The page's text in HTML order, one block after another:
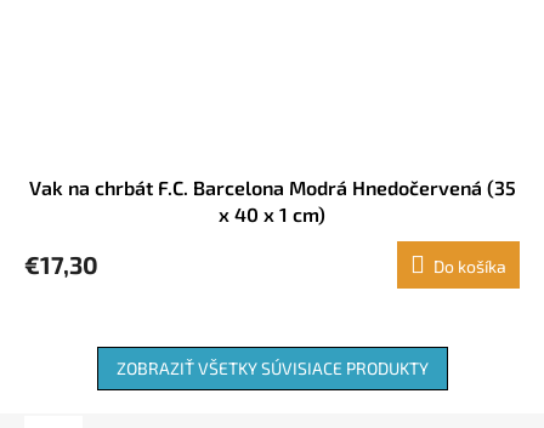
Vak na chrbát F.C. Barcelona Modrá Hnedočervená (35
x 40 x 1 cm)
€17,30 Do košíka
ZOBRAZIŤ VŠETKY SÚVISIACE PRODUKTY